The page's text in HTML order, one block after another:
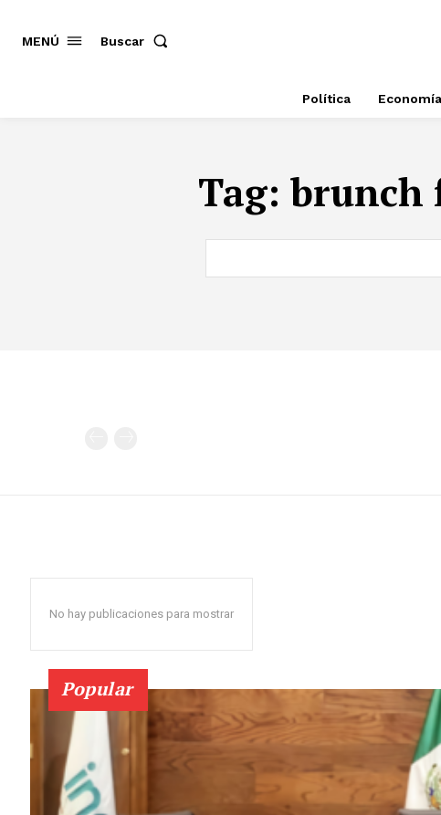
MENÚ Buscar
Política Economía
Tag: brunch
No hay publicaciones para mostrar
Popular